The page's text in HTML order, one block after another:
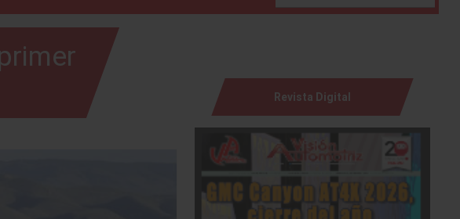
Revista Digital